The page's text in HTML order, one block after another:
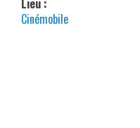
Lieu :
Cinémobile